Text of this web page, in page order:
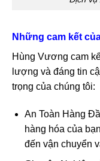
Những cam kết
Hùng Vương cam
lượng và đáng tin
trọng của chúng tôi:
An Toàn Hàng
hàng hóa của
đến vận chuyển